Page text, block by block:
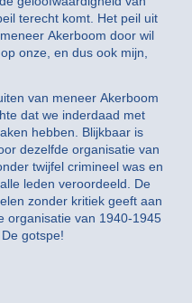
terecht komt. Het peil uit
Akerboom door wil
onze, en dus ook mijn,
van meneer Akerboom
dat we inderdaad met
hebben. Blijkbaar is
dezelfde organisatie van
twijfel crimineel was en
leden veroordeeld. De
zonder kritiek geeft aan
organisatie van 1940-1945
gotspe!